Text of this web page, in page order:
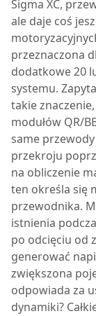
Sigma XC,
ale daje coś
przeznaczona
dodatkowe 20
systemu.
takie
modułów QR/
same
przekroju
na obliczenie
ten określa się
przewodnika.
istnienia
po odcięciu od
generować
zwiększona
odpowiada za
dynamiki?